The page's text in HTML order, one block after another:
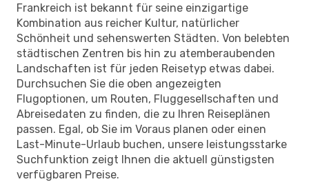
Frankreich ist bekannt für seine einzigartige
Kombination aus reicher Kultur, natürlicher
Schönheit und sehenswerten Städten. Von belebten
städtischen Zentren bis hin zu atemberaubenden
Landschaften ist für jeden Reisetyp etwas dabei.
Durchsuchen Sie die oben angezeigten
Flugoptionen, um Routen, Fluggesellschaften und
Abreisedaten zu finden, die zu Ihren Reiseplänen
passen. Egal, ob Sie im Voraus planen oder einen
Last-Minute-Urlaub buchen, unsere leistungsstarke
Suchfunktion zeigt Ihnen die aktuell günstigsten
verfügbaren Preise.